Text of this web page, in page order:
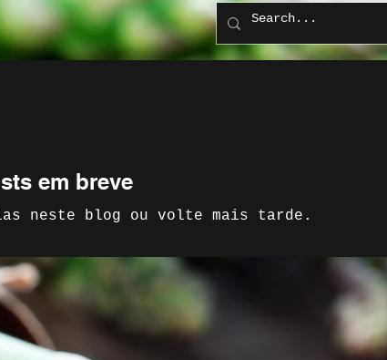
em breve
neste blog ou volte mais tarde.